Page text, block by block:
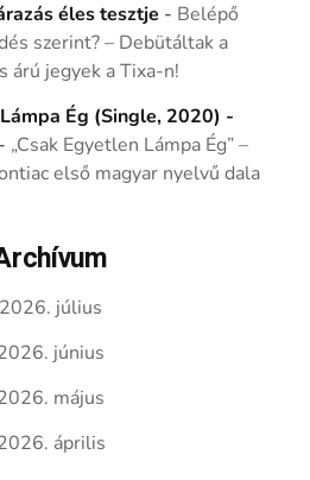
éles tesztje - Belépő
szerint? – Debütáltak a
árú jegyek a Tixa-n!
Ég (Single, 2020) -
- „Csak Egyetlen Lámpa Ég” –
első magyar nyelvű dala
2026. július
június
május
április